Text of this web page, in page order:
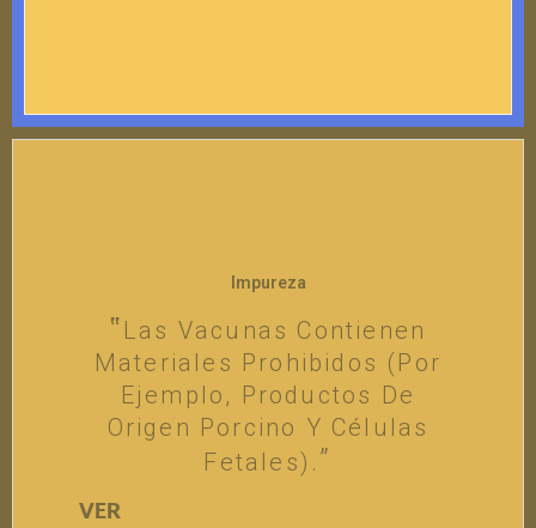
Impureza
Las Vacunas Contienen
Materiales Prohibidos (por
Ejemplo, Productos De
Origen Porcino Y Células
Fetales).
VER